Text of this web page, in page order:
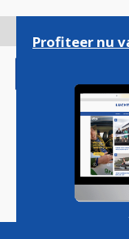
gaan
Magazine
Profiteer nu